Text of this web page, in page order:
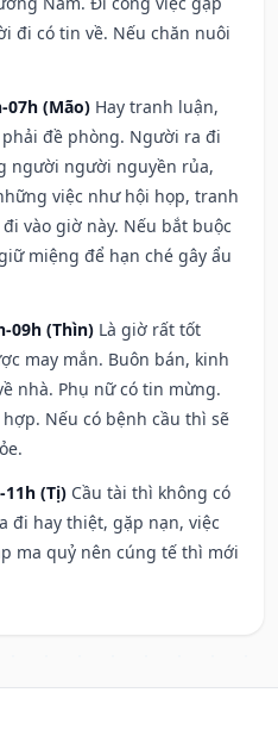
đi có tin về. Nếu chăn nuôi
07h (Mão) Hay tranh luận,
đề phòng. Người ra đi
người người nguyền rủa,
việc như hội họp, tranh
vào giờ này. Nếu bắt buộc
miệng để hạn ché gây ẩu
09h (Thìn) Là giờ rất tốt
may mắn. Buôn bán, kinh
nhà. Phụ nữ có tin mừng.
Nếu có bệnh cầu thì sẽ
(Tị) Cầu tài thì không có
đi hay thiệt, gặp nạn, việc
ma quỷ nên cúng tế thì mới